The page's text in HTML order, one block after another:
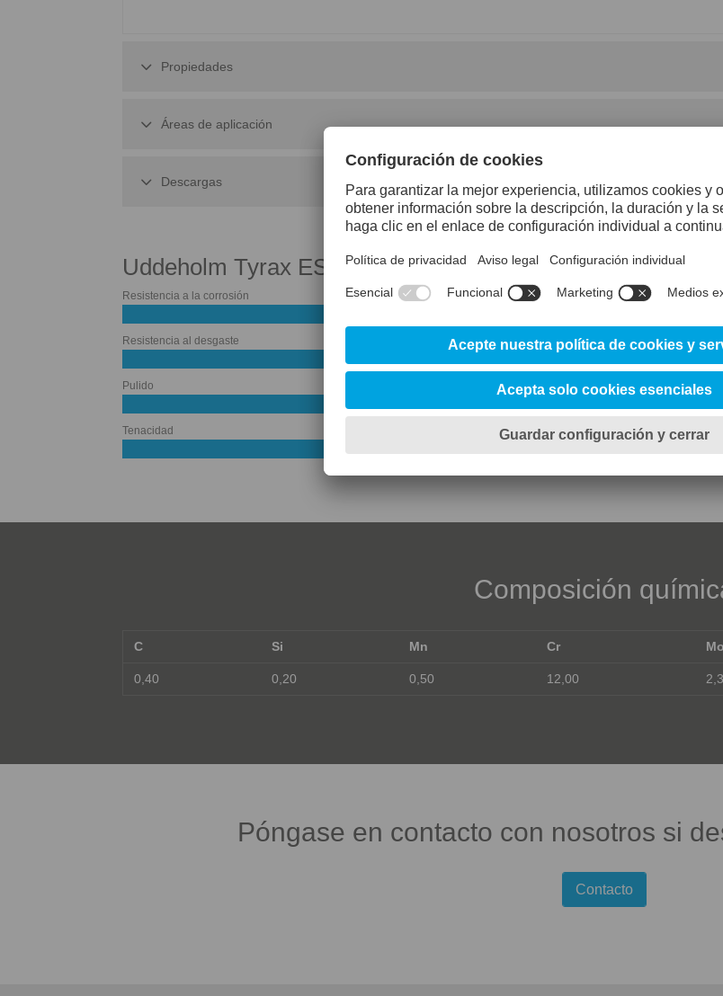
Propiedades
Áreas de aplicación
Descargas
Uddeholm Tyrax ESR
Resistencia a la corrosión
Resistencia al desgaste
Pulido
Tenacidad
Composición
C Si Mn Cr Mo
0,40 0,20 0,50 12,00
Póngase en contacto con nosotros si
Contacto